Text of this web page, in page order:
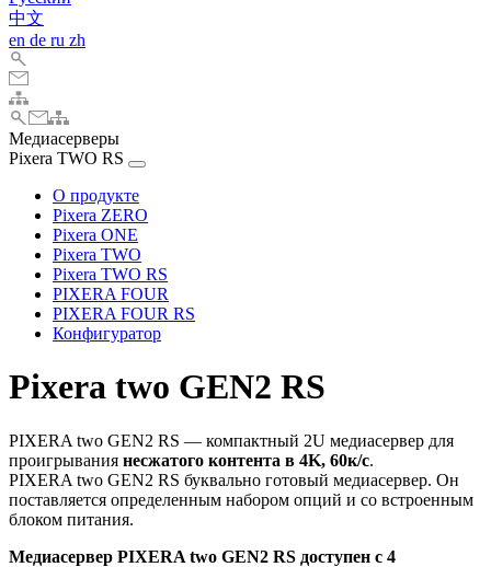
中文
en de ru zh
Медиасерверы
Pixera TWO RS
О продукте
Pixera ZERO
Pixera ONE
Pixera TWO
Pixera TWO RS
PIXERA FOUR
PIXERA FOUR RS
Конфигуратор
Pixera two GEN2 RS
PIXERA two GEN2 RS — компактный 2U медиасервер для
проигрывания несжатого контента в 4K, 60к/с.
PIXERA two GEN2 RS буквально готовый медиасервер. Он
поставляется определенным набором опций и со встроенным
блоком питания.
Медиасервер PIXERA two GEN2 RS доступен с 4